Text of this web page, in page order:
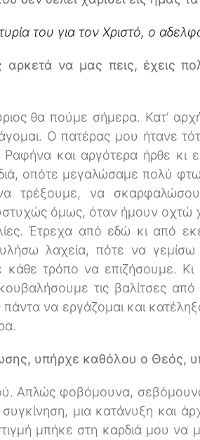
του για τον Χριστό, ο
αρκετά να μας πεις, έχεις
θα πούμε σήμερα. Κατ’
Ο πατέρας μου ήτανε
Ραφήνα και αργότερα ήρθε κι
οπότε μεγαλώσαμε πολύ
τρέξουμε, να
όμως, όταν ήμουν οχτώ
Έτρεχα από εδώ κι από
λαχεία, πότε να γεμίσω
τρόπο να επιζήσουμε.
τις βαλίτσες από
να εργάζομαι και
υπήρχε καθόλου ο Θεός,
Απλώς φοβόμουνα,
μια κατάνυξη και
μπήκε στη καρδιά μου